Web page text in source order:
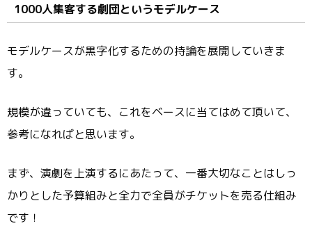
1000人集客する劇団というモデルケース
モデルケースが黒字化するための持論を展開していきま
す。
規模が違っていても、これをベースに当てはめて頂いて、
参考になればと思います。
まず、演劇を上演するにあたって、一番大切なことはしっ
かりとした予算組みと全力で全員がチケットを売る仕組み
です！